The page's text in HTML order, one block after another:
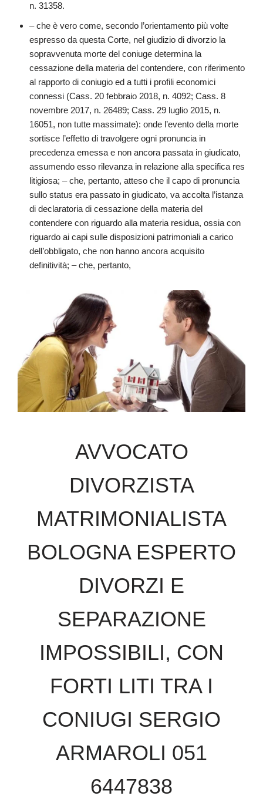
n. 31358.
– che è vero come, secondo l’orientamento più volte
espresso da questa Corte, nel giudizio di divorzio la
sopravvenuta morte del coniuge determina la
cessazione della materia del contendere, con riferimento
al rapporto di coniugio ed a tutti i profili economici
connessi (Cass. 20 febbraio 2018, n. 4092; Cass. 8
novembre 2017, n. 26489; Cass. 29 luglio 2015, n.
16051, non tutte massimate): onde l’evento della morte
sortisce l’effetto di travolgere ogni pronuncia in
precedenza emessa e non ancora passata in giudicato,
assumendo esso rilevanza in relazione alla specifica res
litigiosa; – che, pertanto, atteso che il capo di pronuncia
sullo status era passato in giudicato, va accolta l’istanza
di declaratoria di cessazione della materia del
contendere con riguardo alla materia residua, ossia con
riguardo ai capi sulle disposizioni patrimoniali a carico
dell’obbligato, che non hanno ancora acquisito
definitività; – che, pertanto,
AVVOCATO
DIVORZISTA
MATRIMONIALISTA
BOLOGNA ESPERTO
DIVORZI E
SEPARAZIONE
IMPOSSIBILI, CON
FORTI LITI TRA I
CONIUGI SERGIO
ARMAROLI 051
6447838